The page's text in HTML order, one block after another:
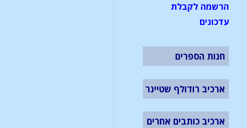
הרשמה לקבלת
עדכונים
חנות הספרים
ארכיב רודולף שטיינר
ארכיב כותבים אחרים